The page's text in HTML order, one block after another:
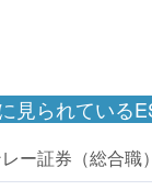
見られている
ー証券（総合職